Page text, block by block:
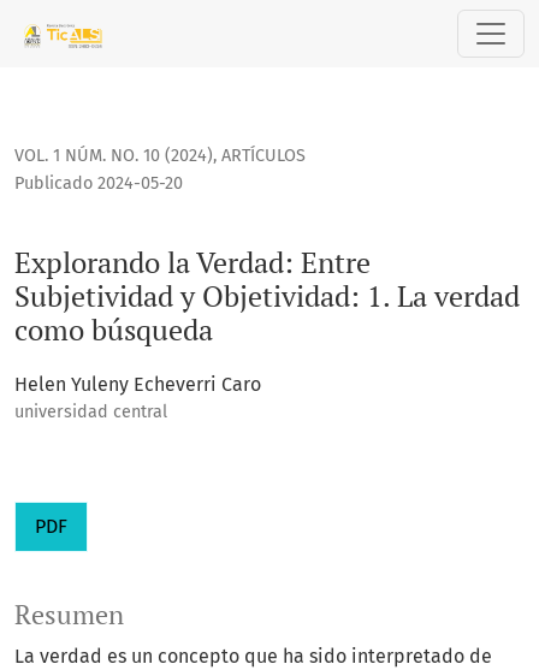
Explorando la Verdad: Entre Subjetividad y Objetividad: 1.
VOL. 1 NÚM. NO. 10 (2024), ARTÍCULOS
Explorando la Verdad: Entre
Subjetividad y Objetividad: 1. La verdad
como búsqueda
Publicado 2024-05-20
Helen Yuleny Echeverri Caro
universidad central
PDF
Resumen
La verdad es un concepto que ha sido interpretado de